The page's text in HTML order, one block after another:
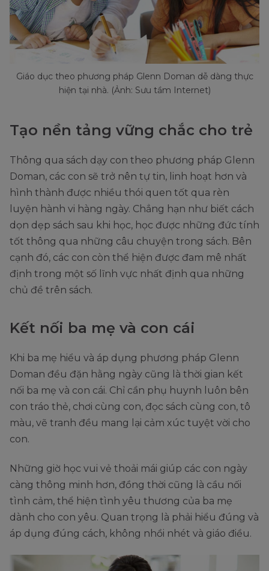
Giáo dục theo phương pháp Glenn Doman dễ dàng thực
hiện tại nhà. (Ảnh: Sưu tầm Internet)
Tạo nền tảng vững chắc cho trẻ
Thông qua sách dạy con theo phương pháp Glenn
Doman, các con sẽ trở nên tự tin, linh hoạt hơn và
hình thành được nhiều thói quen tốt qua rèn
luyện hành vi hàng ngày. Chẳng hạn như biết cách
dọn dẹp sách sau khi học, học được những đức tính
tốt thông qua những câu chuyện trong sách. Bên
cạnh đó, các con còn thể hiện được đam mê nhất
định trong một số lĩnh vực nhất định qua những
chủ đề trên sách.
Kết nối ba mẹ và con cái
Khi ba mẹ hiểu và áp dụng phương pháp Glenn
Doman đều đặn hằng ngày cũng là thời gian kết
nối ba mẹ và con cái. Chỉ cần phụ huynh luôn bên
con tráo thẻ, chơi cùng con, đọc sách cùng con, tô
màu, vẽ tranh đều mang lại cảm xúc tuyệt vời cho
con.
Những giờ học vui vẻ thoải mái giúp các con ngày
càng thông minh hơn, đồng thời cũng là cầu nối
tình cảm, thể hiện tình yêu thương của ba mẹ
dành cho con yêu. Quan trọng là phải hiểu đúng và
áp dụng đúng cách, không nhồi nhét và giáo điều.